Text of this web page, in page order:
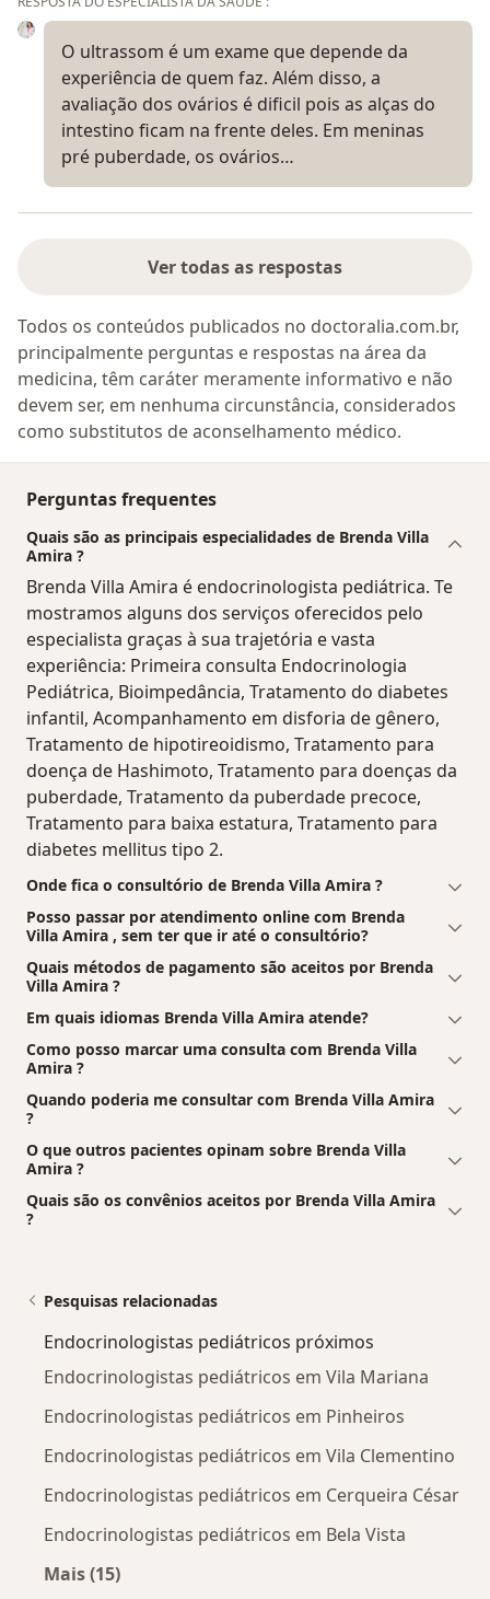
O ultrassom é um exame que depende da
experiência de quem faz. Além disso, a
avaliação dos ovários é dificil pois as alças do
intestino ficam na frente deles. Em meninas
pré puberdade, os ovários…
Ver todas as respostas
Todos os conteúdos publicados no doctoralia.com.br,
principalmente perguntas e respostas na área da
medicina, têm caráter meramente informativo e não
devem ser, em nenhuma circunstância, considerados
como substitutos de aconselhamento médico.
Perguntas frequentes
Quais são as principais especialidades de Brenda Villa
Amira ?
Brenda Villa Amira é endocrinologista pediátrica. Te
mostramos alguns dos serviços oferecidos pelo
especialista graças à sua trajetória e vasta
experiência: Primeira consulta Endocrinologia
Pediátrica, Bioimpedância, Tratamento do diabetes
infantil, Acompanhamento em disforia de gênero,
Tratamento de hipotireoidismo, Tratamento para
doença de Hashimoto, Tratamento para doenças da
puberdade, Tratamento da puberdade precoce,
Tratamento para baixa estatura, Tratamento para
diabetes mellitus tipo 2.
Onde fica o consultório de Brenda Villa Amira ?
Posso passar por atendimento online com Brenda
Villa Amira , sem ter que ir até o consultório?
Quais métodos de pagamento são aceitos por Brenda
Villa Amira ?
Em quais idiomas Brenda Villa Amira atende?
Como posso marcar uma consulta com Brenda Villa
Amira ?
Quando poderia me consultar com Brenda Villa Amira
?
O que outros pacientes opinam sobre Brenda Villa
Amira ?
Quais são os convênios aceitos por Brenda Villa Amira
?
Pesquisas relacionadas
Endocrinologistas pediátricos próximos
Endocrinologistas pediátricos em Vila Mariana
Endocrinologistas pediátricos em Pinheiros
Endocrinologistas pediátricos em Vila Clementino
Endocrinologistas pediátricos em Cerqueira César
Endocrinologistas pediátricos em Bela Vista
Mais (15)